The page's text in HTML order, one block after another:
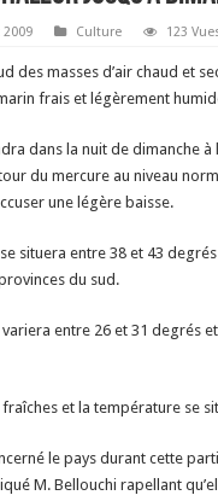
Culture 123
des masses d’air chaud et
frais et légèrement
dans la nuit de dimanche
du mercure au niveau
une légère baisse.
situera entre 38 et 43
du sud.
entre 26 et 31 degrés
et la température se
le pays durant cette
M. Bellouchi rapellant